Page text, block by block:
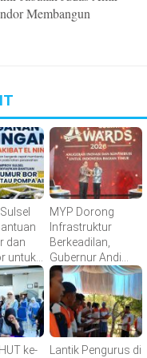
Membangun
dan
untuk
MYP Dorong
Infrastruktur
Berkeadilan,
Gubernur Andi
Sudirman Raih
detiktimur Awards
ke- Lantik Pengurus di